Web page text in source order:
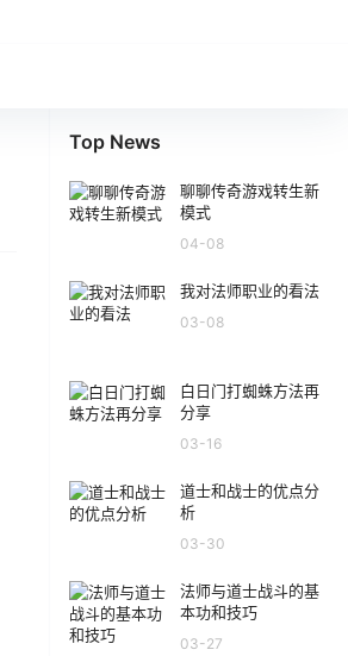
Top News
聊聊传奇游戏转生新
模式
04-08
我对法师职业的看法
03-08
白日门打蜘蛛方法再
分享
03-16
道士和战士的优点分
析
03-30
法师与道士战斗的基
本功和技巧
03-27